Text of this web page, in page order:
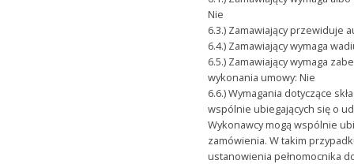
Nie
6.3.) Zamawiający przewiduje
6.4.) Zamawiający wymaga
6.5.) Zamawiający wymaga
wykonania umowy: Nie
6.6.) Wymagania dotyczące
wspólnie ubiegających się o
Wykonawcy mogą wspólnie
zamówienia. W takim
ustanowienia pełnomocnika